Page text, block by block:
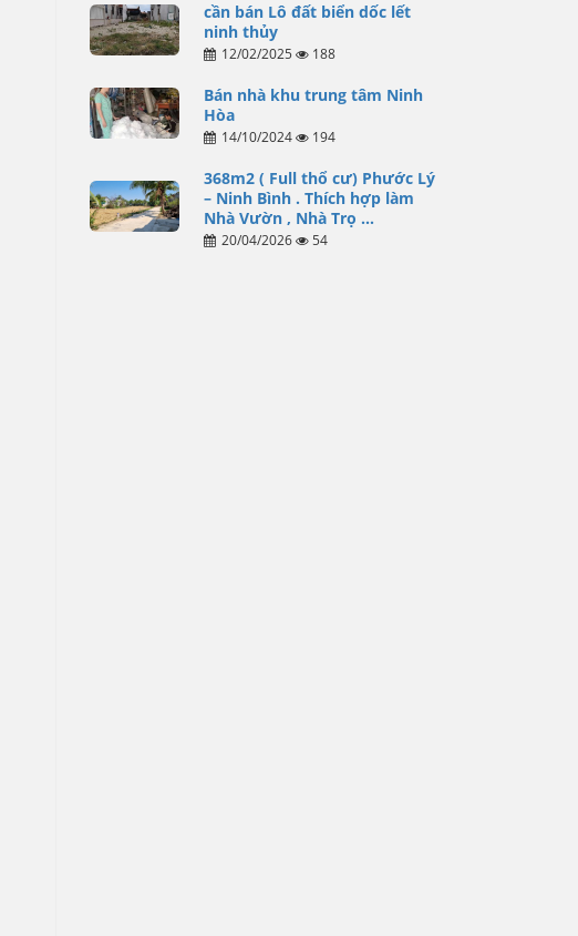
cần bán Lô đất biển dốc lết
ninh thủy
12/02/2025 188
Bán nhà khu trung tâm Ninh
Hòa
14/10/2024 194
368m2 ( Full thổ cư) Phước Lý
– Ninh Bình . Thích hợp làm
Nhà Vườn , Nhà Trọ …
20/04/2026 54